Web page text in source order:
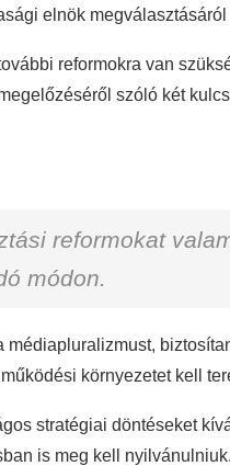
elnök
reformokra van
szóló két
reformokat
módon.
környezetet kell
stratégiai döntéseket
is meg kell nyilvánulniuk.